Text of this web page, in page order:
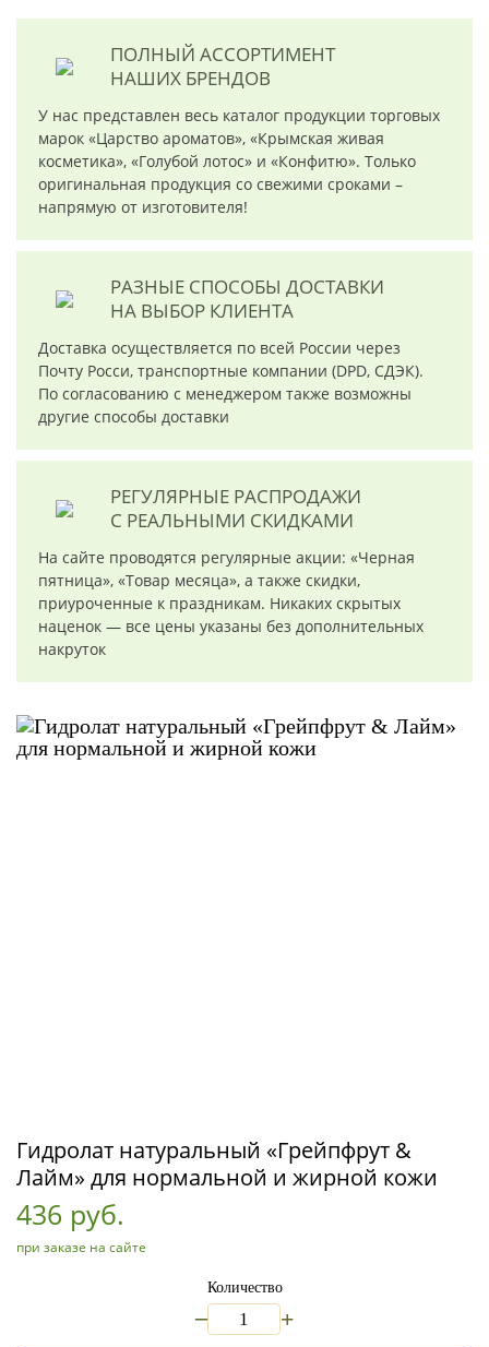
ПОЛНЫЙ АССОРТИМЕНТ
НАШИХ БРЕНДОВ
У нас представлен весь каталог продукции торговых
марок «Царство ароматов», «Крымская живая
косметика», «Голубой лотос» и «Конфитю». Только
оригинальная продукция со свежими сроками –
напрямую от изготовителя!
РАЗНЫЕ СПОСОБЫ ДОСТАВКИ
НА ВЫБОР КЛИЕНТА
Доставка осуществляется по всей России через
Почту Росси, транспортные компании (DPD, СДЭК).
По согласованию с менеджером также возможны
другие способы доставки
РЕГУЛЯРНЫЕ РАСПРОДАЖИ
С РЕАЛЬНЫМИ СКИДКАМИ
На сайте проводятся регулярные акции: «Черная
пятница», «Товар месяца», а также скидки,
приуроченные к праздникам. Никаких скрытых
наценок — все цены указаны без дополнительных
накруток
Гидролат натуральный «Грейпфрут &
Лайм» для нормальной и жирной кожи
436 руб.
при заказе на сайте
Количество
+